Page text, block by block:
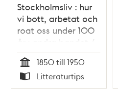
Stockholmsliv : hur
vi bott, arbetat och
roat oss under 100
år : andra bandet /
Staffan Tjerneld
Tid
1850 till 1950
Typ
Litteraturtips